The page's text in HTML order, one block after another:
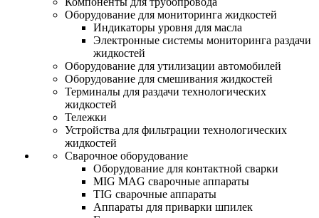
Оборудование для мониторинга жидкостей
Индикаторы уровня для масла
Электронные системы мониторинга раздачи
жидкостей
Оборудование для утилизации автомобилей
Оборудование для смешивания жидкостей
Терминалы для раздачи технологических
жидкостей
Тележки
Устройства для фильтрации технологических
жидкостей
Сварочное оборудование
Оборудование для контактной сварки
MIG MAG сварочные аппараты
TIG сварочные аппараты
Аппараты для приварки шпилек